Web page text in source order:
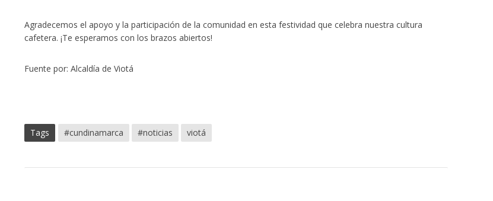
Agradecemos el apoyo y la participación de la comunidad en esta festividad que celebra nuestra cultura
cafetera. ¡Te esperamos con los brazos abiertos!
Fuente por: Alcaldía de Viotá
Tags #cundinamarca #noticias viotá